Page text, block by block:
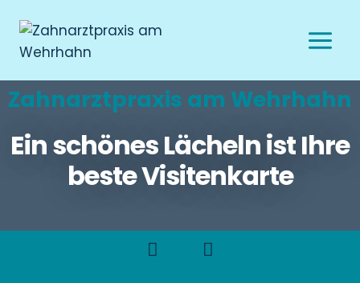
Zahnarztpraxis am Wehrhahn
Ein schönes Lächeln ist Ihre
beste Visitenkarte